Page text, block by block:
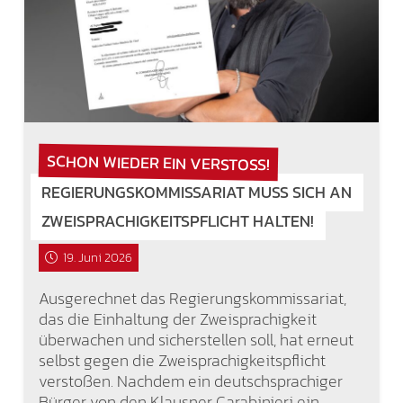
SCHON WIEDER EIN VERSTOSS!
REGIERUNGSKOMMISSARIAT MUSS SICH AN
ZWEISPRACHIGKEITSPFLICHT HALTEN!
19. Juni 2026
Ausgerechnet das Regierungskommissariat,
das die Einhaltung der Zweisprachigkeit
überwachen und sicherstellen soll, hat erneut
selbst gegen die Zweisprachigkeitspflicht
verstoßen. Nachdem ein deutschsprachiger